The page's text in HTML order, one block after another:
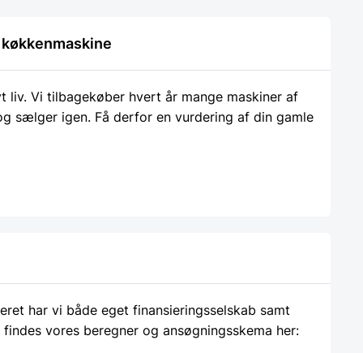
liv. Vi tilbagekøber hvert år mange maskiner af
sælger igen. Få derfor en vurdering af din gamle
har vi både eget finansieringsselskab samt
vores beregner og ansøgningsskema her: